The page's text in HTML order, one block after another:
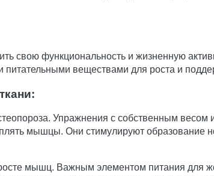
свою функциональность и жизненную
питательными веществами для роста и
Упражнения с собственным весом
мышцы. Они стимулируют образование
мышц. Важным элементом питания для